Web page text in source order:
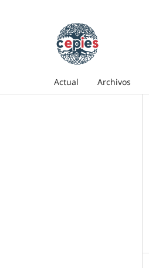
Actual Archivos